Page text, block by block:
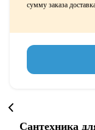
сумму заказа
Сантехника